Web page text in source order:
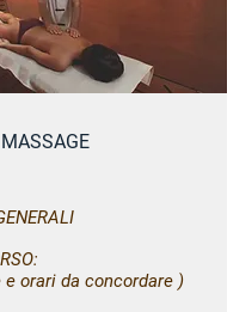
orari da concordare )